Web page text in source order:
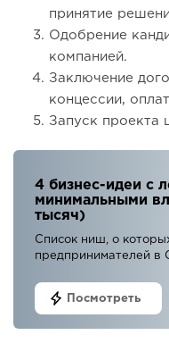
принятие
Одобрение
компанией.
Заключение
концессии,
Запуск проекта
4 бизнес-идеи с
минимальными
тысяч)
Список ниш, о
предпринимателей в
Посмотреть